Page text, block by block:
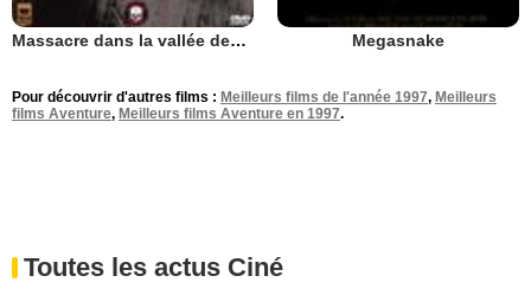
Massacre dans la vallée des dinosaures Megasnake
Pour découvrir d'autres films : Meilleurs films de l'année 1997, Meilleurs
films Aventure, Meilleurs films Aventure en 1997.
Toutes les actus Ciné